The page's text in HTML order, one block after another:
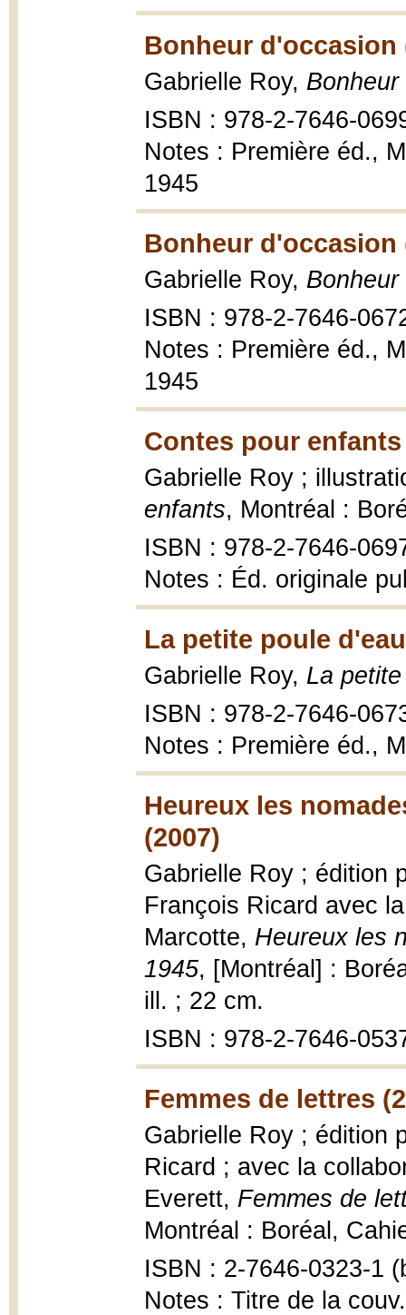
Bonheur d'occasion
Gabrielle Roy,
ISBN : 978-2-7646-
Notes : Première éd.,
1945
Bonheur d'occasion
Gabrielle Roy,
ISBN : 978-2-7646-
Notes : Première éd.,
1945
Contes pour enfants
Gabrielle Roy ;
enfants, Montréal :
ISBN : 978-2-7646-
Notes : Éd. originale
La petite poule
Gabrielle Roy, La
ISBN : 978-2-7646-
Notes : Première éd.,
Heureux les
(2007)
Gabrielle Roy ; édition
François Ricard avec
Marcotte, Heureux les
1945, [Montréal] :
ill. ; 22 cm.
ISBN : 978-2-7646-
Femmes de lettres
Gabrielle Roy ; édition
Ricard ; avec la
Everett, Femmes de
Montréal : Boréal,
ISBN : 2-7646-0323-1
Notes : Titre de la